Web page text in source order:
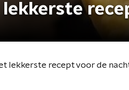
lekkerste
lekkerste recept voor de